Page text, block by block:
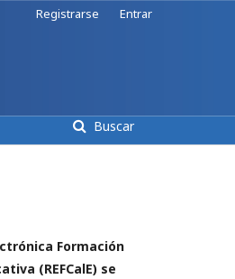
Buscar
Registrarse Entrar
Formación
(REFCalE) se